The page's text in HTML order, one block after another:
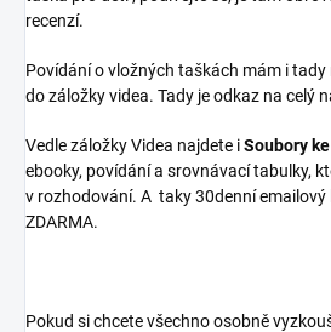
recenzí.
Povídání o vložných taškách mám i tady
do záložky videa. Tady je odkaz na celý
Vedle záložky Videa najdete iSoubory
ebooky, povídání a srovnávací tabulky,
v rozhodování. A taky 30denní
ZDARMA.
Pokud si chcete všechno osobně